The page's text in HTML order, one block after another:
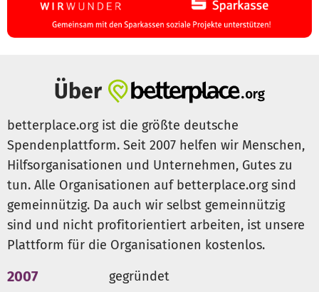
Über
betterplace.org ist die größte deutsche
Spendenplattform. Seit 2007 helfen wir Menschen,
Hilfsorganisationen und Unternehmen, Gutes zu
tun. Alle Organisationen auf betterplace.org sind
gemeinnützig. Da auch wir selbst gemeinnützig
sind und nicht profitorientiert arbeiten, ist unsere
Plattform für die Organisationen kostenlos.
2007 gegründet